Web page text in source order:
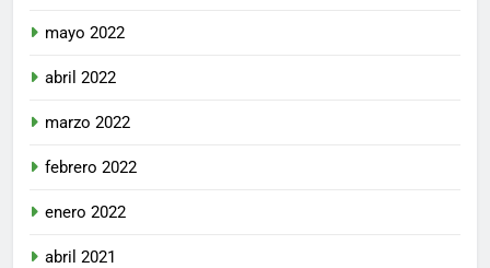
mayo 2022
abril 2022
marzo 2022
febrero 2022
enero 2022
abril 2021